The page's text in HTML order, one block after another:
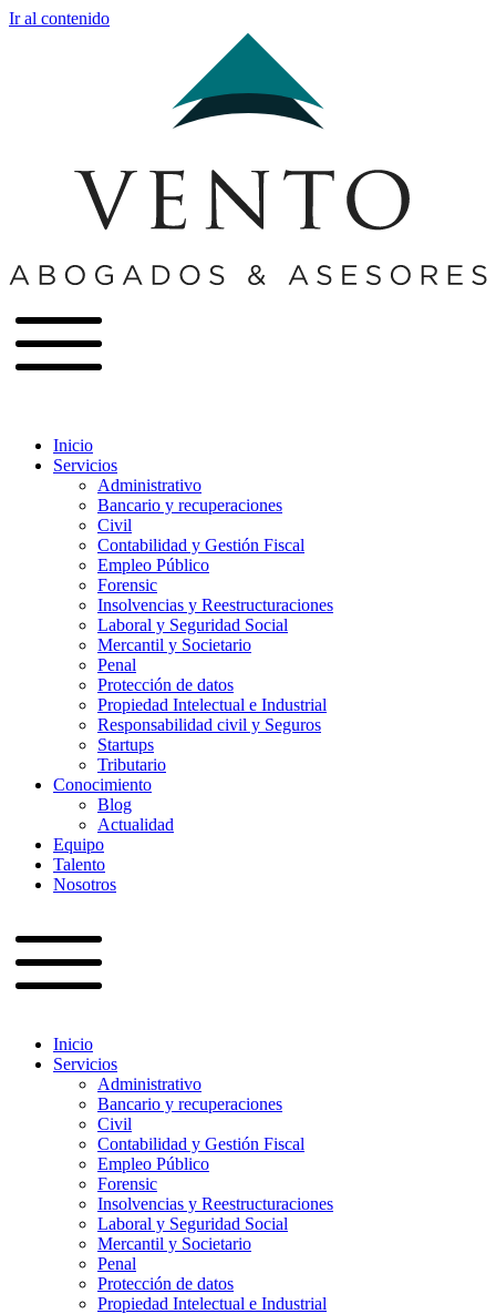
Ir al contenido
Inicio
Servicios
Administrativo
Bancario y recuperaciones
Civil
Contabilidad y Gestión Fiscal
Empleo Público
Forensic
Insolvencias y Reestructuraciones
Laboral y Seguridad Social
Mercantil y Societario
Penal
Protección de datos
Propiedad Intelectual e Industrial
Responsabilidad civil y Seguros
Startups
Tributario
Conocimiento
Blog
Actualidad
Equipo
Talento
Nosotros
Inicio
Servicios
Administrativo
Bancario y recuperaciones
Civil
Contabilidad y Gestión Fiscal
Empleo Público
Forensic
Insolvencias y Reestructuraciones
Laboral y Seguridad Social
Mercantil y Societario
Penal
Protección de datos
Propiedad Intelectual e Industrial